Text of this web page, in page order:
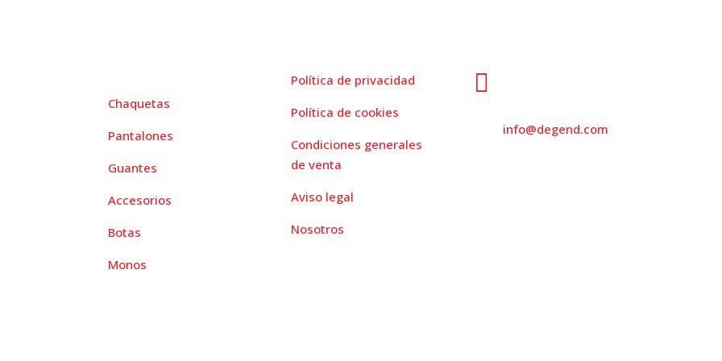
Chaquetas
Pantalones
Guantes
Accesorios
Botas
Monos
Política de privacidad
Política de cookies
Condiciones generales
de venta
Aviso legal
Nosotros

info@degend.com